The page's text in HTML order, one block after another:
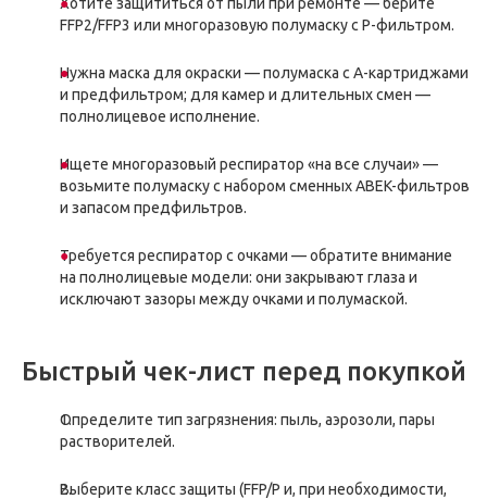
FFP2/FFP3 или многоразовую полумаску с P-фильтром.
Нужна маска для окраски — полумаска с A-картриджами
и предфильтром; для камер и длительных смен —
полнолицевое исполнение.
Ищете многоразовый респиратор «на все случаи» —
возьмите полумаску с набором сменных ABEK-фильтров
и запасом предфильтров.
Требуется респиратор с очками — обратите внимание
на полнолицевые модели: они закрывают глаза и
исключают зазоры между очками и полумаской.
Быстрый чек-лист перед покупкой
Определите тип загрязнения: пыль, аэрозоли, пары
растворителей.
Выберите класс защиты (FFP/P и, при необходимости,